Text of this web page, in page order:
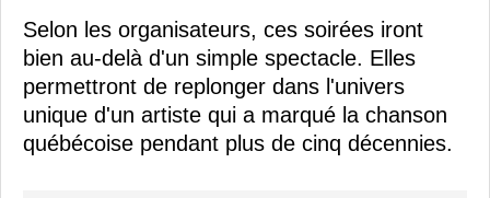
Selon les organisateurs, ces soirées iront
bien au-delà d'un simple spectacle. Elles
permettront de replonger dans l'univers
unique d'un artiste qui a marqué la chanson
québécoise pendant plus de cinq décennies.